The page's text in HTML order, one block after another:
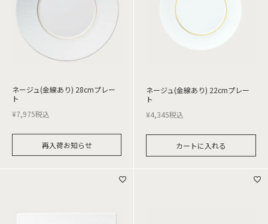
ネージュ(金線あり) 28cmプレー
ト
¥7,975税込
再入荷お知らせ
ネージュ(金線あり) 22cmプレー
ト
¥4,345税込
カートに入れる